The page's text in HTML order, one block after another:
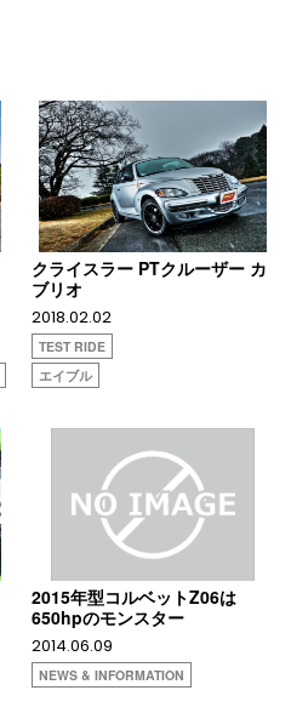
クライスラー PTクルーザー カ
ブリオ
2018.02.02
TEST RIDE
エイブル
2015年型コルベットZ06は
650hpのモンスター
2014.06.09
NEWS & INFORMATION